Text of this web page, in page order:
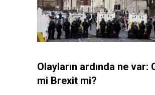
Olayların ardında ne var:
mi Brexit mi?